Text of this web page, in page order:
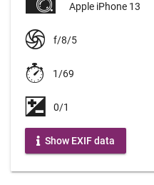
Apple iPhone 13
f/8/5
1/69
0/1
Show EXIF data